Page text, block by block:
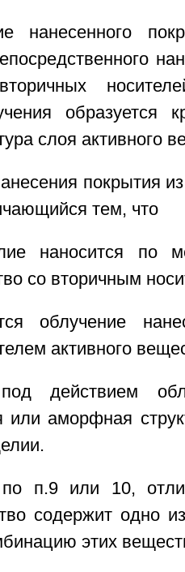
нанесенного
образуется
слоя активного
покрытия
тем, что
наносится по
со вторичным
облучение
активного
действием
или аморфная
п.9 или 10,
содержит одно
этих